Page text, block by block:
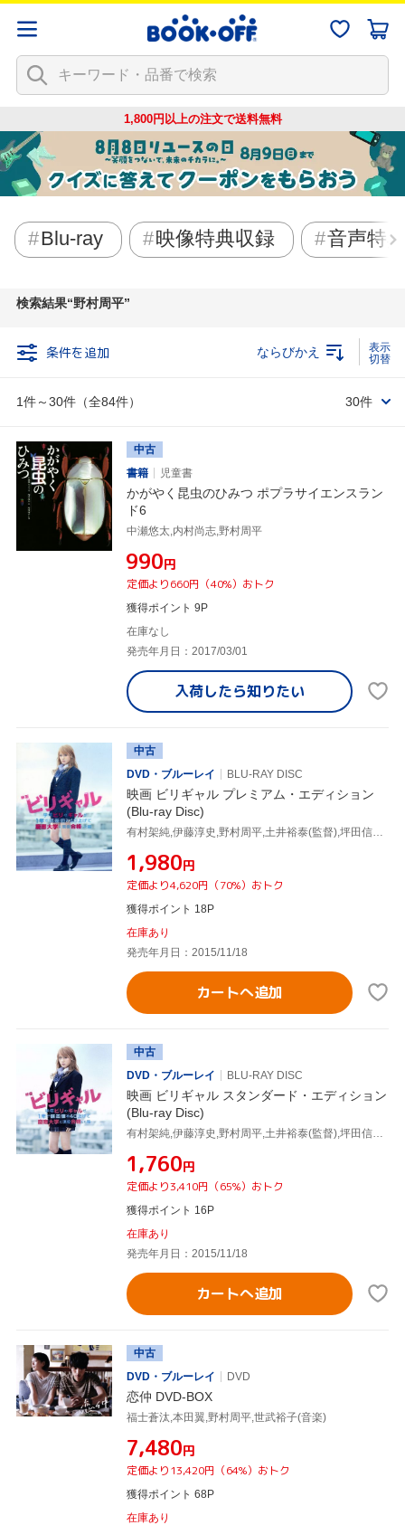
1,800円以上の注文で送料無料
Blu-ray 映像特典収録 音声特
検索結果 野村周平
条件を追加
1件～30件（全84件）
ならびかえ
30件
中古
書籍
児童書
かがやく昆虫のひみつ ポプラサイエンスラン
ド6
中瀬悠太,内村尚志,野村周平
¥990円
定価より660円（40%）おトク
獲得ポイント 9P
在庫なし
発売年月日：2017/03/01
入荷したら知りたい
中古
DVD・ブルーレイ
BLU-RAY DISC
映画 ビリギャル プレミアム・エディション
(Blu-ray Disc)
有村架純,伊藤淳史,野村周平,土井裕泰(監督),坪田信貴(原作),瀬川英史(音楽)
¥1,980円
定価より4,620円（70%）おトク
獲得ポイント 18P
在庫あり
発売年月日：2015/11/18
カートへ追加
中古
DVD・ブルーレイ
BLU-RAY DISC
映画 ビリギャル スタンダード・エディション
(Blu-ray Disc)
有村架純,伊藤淳史,野村周平,土井裕泰(監督),坪田信貴(原作),瀬川英史(音楽)
¥1,760円
定価より3,410円（65%）おトク
獲得ポイント 16P
在庫あり
発売年月日：2015/11/18
カートへ追加
中古
DVD・ブルーレイ
DVD
恋仲 DVD-BOX
福士蒼汰,本田翼,野村周平,世武裕子(音楽)
¥7,480円
定価より13,420円（64%）おトク
獲得ポイント 68P
在庫あり